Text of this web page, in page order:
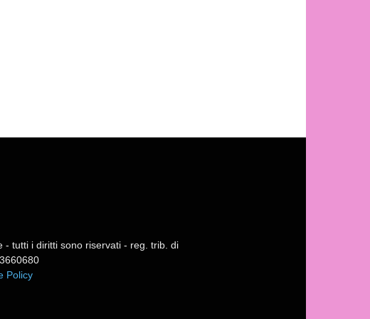
- tutti i diritti sono riservati - reg. trib. di
Policy